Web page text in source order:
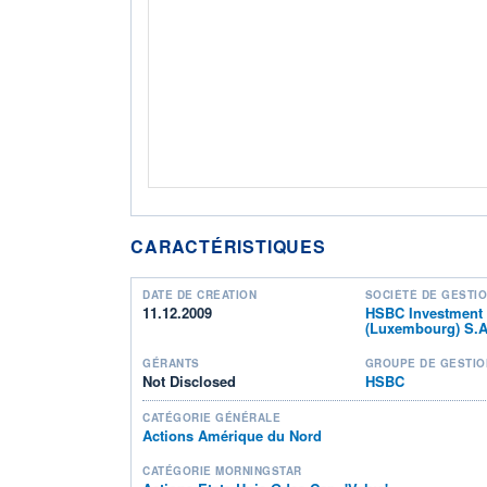
CARACTÉRISTIQUES
DATE DE CRÉATION
11.12.2009
SOCIÉTÉ DE
HSBC
(Luxembourg)
GÉRANTS
Not Disclosed
GROUPE DE
HSBC
CATÉGORIE GÉNÉRALE
Actions Amérique du Nord
CATÉGORIE MORNINGSTAR